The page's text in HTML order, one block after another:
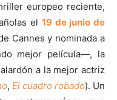
europeo reciente,
el 19 de junio de
Cannes y nominada a
mejor película—, la
a la mejor actriz
, El cuadro robado). Un